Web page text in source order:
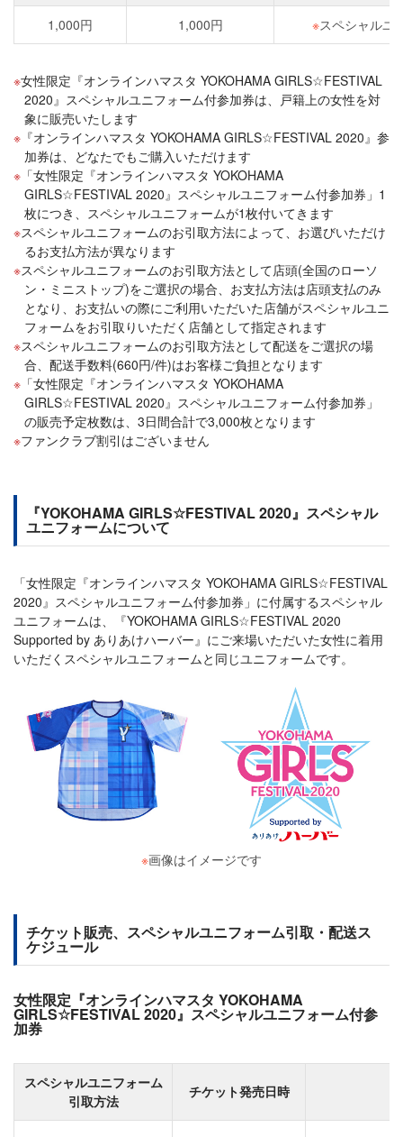
1,000円 1,000円 ※スペシャルユ
女性限定『オンラインハマスタ YOKOHAMA GIRLS☆FESTIVAL
2020』スペシャルユニフォーム付参加券は、戸籍上の女性を対
象に販売いたします
『オンラインハマスタ YOKOHAMA GIRLS☆FESTIVAL 2020』参
加券は、どなたでもご購入いただけます
「女性限定『オンラインハマスタ YOKOHAMA
GIRLS☆FESTIVAL 2020』スペシャルユニフォーム付参加券」1
枚につき、スペシャルユニフォームが1枚付いてきます
スペシャルユニフォームのお引取方法によって、お選びいただけ
るお支払方法が異なります
スペシャルユニフォームのお引取方法として店頭(全国のローソ
ン・ミニストップ)をご選択の場合、お支払方法は店頭支払のみ
となり、お支払いの際にご利用いただいた店舗がスペシャルユニ
フォームをお引取りいただく店舗として指定されます
スペシャルユニフォームのお引取方法として配送をご選択の場
合、配送手数料(660円/件)はお客様ご負担となります
「女性限定『オンラインハマスタ YOKOHAMA
GIRLS☆FESTIVAL 2020』スペシャルユニフォーム付参加券」
の販売予定枚数は、3日間合計で3,000枚となります
ファンクラブ割引はございません
『YOKOHAMA GIRLS☆FESTIVAL 2020』スペシャル
ユニフォームについて
「女性限定『オンラインハマスタ YOKOHAMA GIRLS☆FESTIVAL
2020』スペシャルユニフォーム付参加券」に付属するスペシャル
ユニフォームは、『YOKOHAMA GIRLS☆FESTIVAL 2020
Supported by ありあけハーバー』にご来場いただいた女性に着用
いただくスペシャルユニフォームと同じユニフォームです。
※画像はイメージです
チケット販売、スペシャルユニフォーム引取・配送ス
ケジュール
女性限定『オンラインハマスタ YOKOHAMA
GIRLS☆FESTIVAL 2020』スペシャルユニフォーム付参
加券
スペシャルユニフォーム
引取方法
チケット発売日時